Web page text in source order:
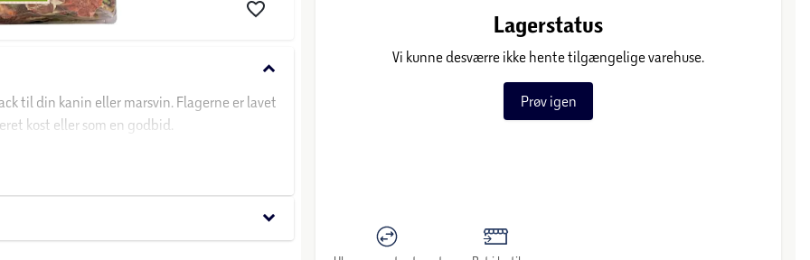
keyboard_arrow_down
til din kanin eller marsvin. Flagerne er lavet
kost eller som en godbid.
keyboard_arrow_down
Lagerstatus
Vi kunne desværre ikke hente tilgængelige varehuse.
Prøv igen